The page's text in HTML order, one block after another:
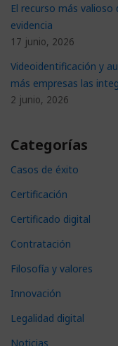
El recurso más
evidencia
17 junio, 2026
Videoidentificación y
más empresas las
2 junio, 2026
Categorías
Casos de éxito
Certificación
Certificado digital
Contratación
Filosofía y valores
Innovación
Legalidad digital
Noticias